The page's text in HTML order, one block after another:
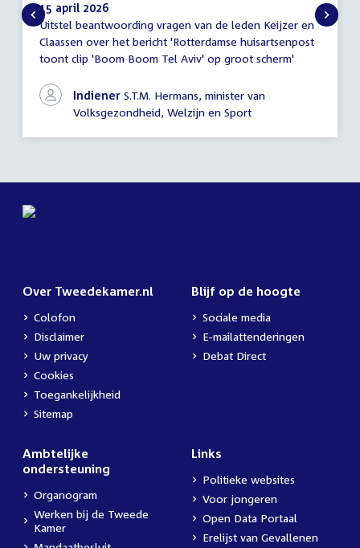
Mededeling
(uitstel
antwoord)
15 april 2026
Uitstel beantwoording vragen van de leden Keijzer en
Claassen over het bericht 'Rotterdamse huisartsenpost
toont clip 'Boom Boom Tel Aviv' op groot scherm'
Indiener S.T.M. Hermans, minister van
Volksgezondheid, Welzijn en Sport
Over Tweedekamer.nl
Colofon
Disclaimer
Uw privacy
Cookies
Toegankelijkheid
Sitemap
Blijf op de hoogte
Sociale media
E-mailattenderingen
Debat Direct
Ambtelijke
ondersteuning
Organogram
Werken bij de Tweede
Kamer
Links
Politieke websites
Voor jongeren
Open Data Portaal
Erelijst van Gevallenen